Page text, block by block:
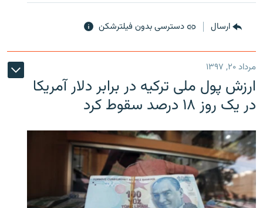
ارسال دسترسی بدون فیلترشکن
مرداد ۲۰, ۱۳۹۷
ارزش پول ملی ترکیه در برابر دلار آمریکا
در یک روز ۱۸ درصد سقوط کرد